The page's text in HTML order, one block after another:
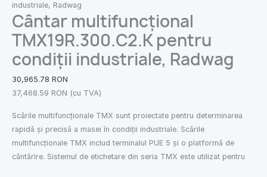
industriale, Radwag
Cântar multifuncțional
TMX19R.300.C2.K pentru
condiții industriale, Radwag
30,965.78 RON
37,468.59 RON (cu TVA)
Scările multifuncționale TMX sunt proiectate pentru determinarea
rapidă și precisă a masei în condiții industriale. Scările
multifuncționale TMX includ terminalul PUE 5 și o platformă de
cântărire. Sistemul de etichetare din seria TMX este utilizat pentru